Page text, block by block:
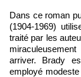
Dans ce roman
(1904-1969)
traité par les
arriver. Brady
employé